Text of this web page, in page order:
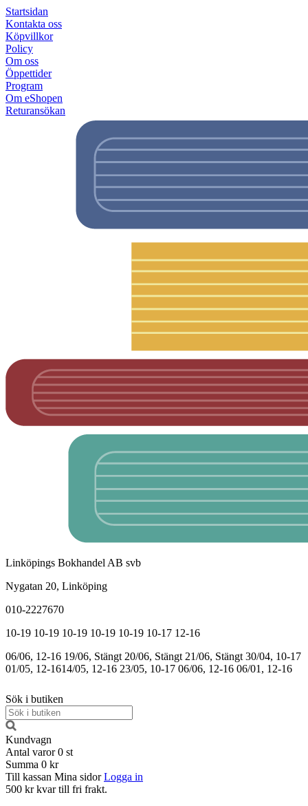
Startsidan
Kontakta oss
Köpvillkor
Policy
Om oss
Öppettider
Program
Om eShopen
Returansökan
Linköpings Bokhandel AB svb
Nygatan 20, Linköping
010-2227670
10-19 10-19 10-19 10-19 10-19 10-17 12-16
06/06, 12-16 19/06, Stängt 20/06, Stängt 21/06, Stängt 30/04, 10-17
01/05, 12-1614/05, 12-16 23/05, 10-17 06/06, 12-16 06/01, 12-16
Sök i butiken
Kundvagn
Antal varor 0 st
Summa 0 kr
Till kassan Mina sidor Logga in
500 kr kvar till fri frakt.